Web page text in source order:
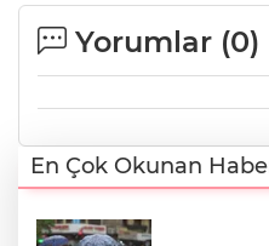
Yorumlar (0)
En Çok Okunan